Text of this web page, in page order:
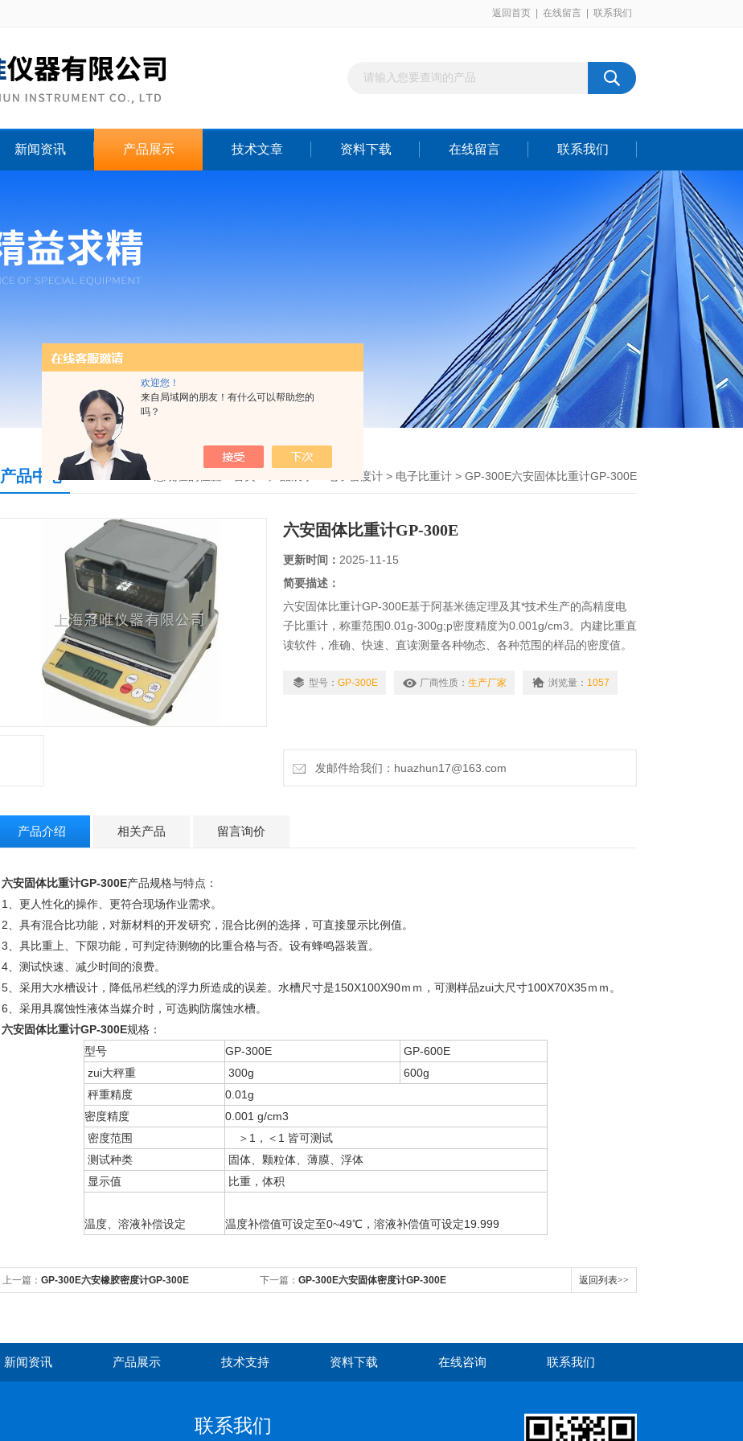
欢迎您！
来自局域网的朋友！有什么可以帮助您的
吗？
返回首页 在线留言 联系我们
新闻资讯 产品展示 技术文章 资料下载 在线留言 联系我们
产品中心 电子密度计 > 电子比重计 > GP-300E六安固体比重计GP-300E
六安固体比重计GP-300E
更新时间： 2025-11-15
简要描述：
六安固体比重计GP-300E基于阿基米德定理及其*技术生产的高精度电
子比重计，称重范围0.01g-300g;p密度精度为0.001g/cm3。内建比重直
读软件，准确、快速、直读测量各种物态、各种范围的样品的密度值。
合金、复合材料...等
型号： GP-300E 厂商性质： 生产厂家 浏览量： 1057
发邮件给我们：huazhun17@163.com
产品介绍 相关产品 留言询价
六安固体比重计GP-300E产品规格与特点：
1、更人性化的操作、更符合现场作业需求。
2、具有混合比功能，对新材料的开发研究，混合比例的选择，可直接显示比例值。
3、具比重上、下限功能，可判定待测物的比重合格与否。设有蜂鸣器装置。
4、测试快速、减少时间的浪费。
5、采用大水槽设计，降低吊栏线的浮力所造成的误差。水槽尺寸是150X100X90ｍｍ，可测样品zui大尺寸100X70X35ｍｍ。
6、采用具腐蚀性液体当媒介时，可选购防腐蚀水槽。
六安固体比重计GP-300E规格：
型号
GP-300E
GP-600E
zui大秤重
300g
600g
秤重精度
0.01g
密度精度
0.001 g/cm3
密度范围
＞1，＜1 皆可测试
测试种类
固体、颗粒体、薄膜、浮体
显示值
比重，体积
温度、溶液补偿设定 温度补偿值可设定至0~49℃，溶液补偿值可设定19.999
上一篇： GP-300E六安橡胶密度计GP-300E 下一篇： GP-300E六安固体密度计GP-300E 返回列表>>
新闻资讯 产品展示 技术支持 资料下载 在线咨询 联系我们
联系我们